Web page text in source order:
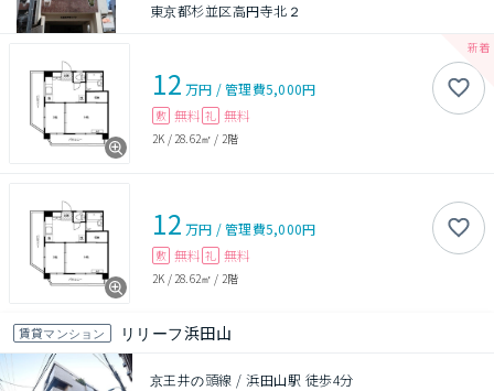
東京都杉並区高円寺北２
12 万円 /管理費5,000円
敷 無料 礼 無料
2K / 28.62㎡ / 2階
12 万円 /管理費5,000円
敷 無料 礼 無料
2K / 28.62㎡ / 2階
賃貸マンション リリーフ浜田山
京王井の頭線 / 浜田山駅 徒歩4分